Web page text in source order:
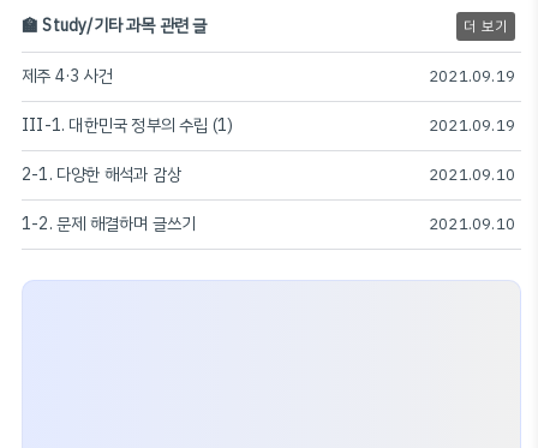
🏫 Study/기타 과목 관련 글 더 보기
제주 4·3 사건 2021.09.19
III-1. 대한민국 정부의 수립 (1) 2021.09.19
2-1. 다양한 해석과 감상 2021.09.10
1-2. 문제 해결하며 글쓰기 2021.09.10